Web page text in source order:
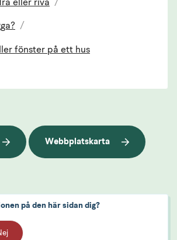
eller riva /
/
fönster på ett hus
Webbplatskarta
på den här sidan dig?